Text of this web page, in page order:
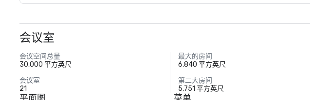
会议室
会议空间总量
30,000 平方英尺
最大的房间
6,840 平方英尺
会议室
21
第二大房间
5,751 平方英尺